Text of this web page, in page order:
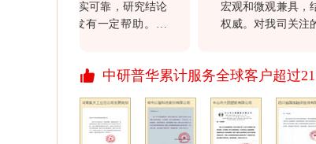
，数据详实可靠，研究结论
项目开发有一定帮助。另
宏观和微观兼具，结构
权威。对我司关注的行
行业报告质量均满意，
开拓更多、更丰富的资
展、进步！
中研普华累计服务全球客户超过